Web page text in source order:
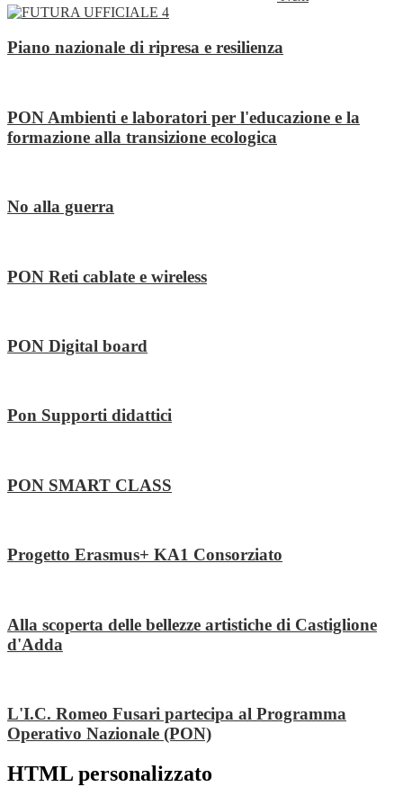
Piano nazionale di ripresa e resilienza
PON Ambienti e laboratori per l'educazione e la
formazione alla transizione ecologica
No alla guerra
PON Reti cablate e wireless
PON Digital board
Pon Supporti didattici
PON SMART CLASS
Progetto Erasmus+ KA1 Consorziato
Alla scoperta delle bellezze artistiche di Castiglione
d'Adda
L'I.C. Romeo Fusari partecipa al Programma
Operativo Nazionale (PON)
HTML personalizzato